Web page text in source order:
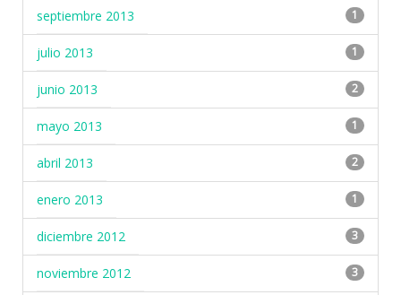
septiembre 2013 1
julio 2013 1
junio 2013 2
mayo 2013 1
abril 2013 2
enero 2013 1
diciembre 2012 3
noviembre 2012 3